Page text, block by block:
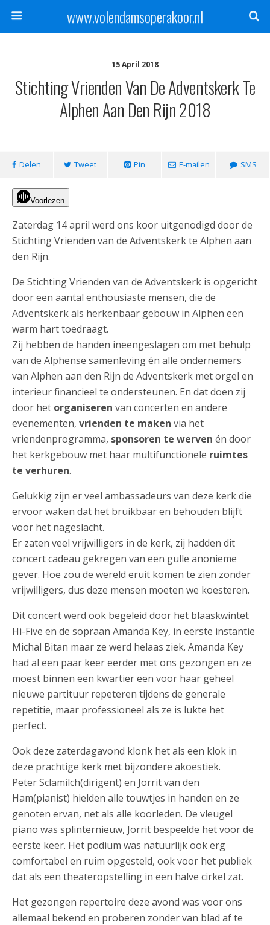
www.volendamsoperakoor.nl
15 April 2018
Stichting Vrienden Van De Adventskerk Te
Alphen Aan Den Rijn 2018
Delen Tweet Pin E-mailen SMS
Voorlezen
Zaterdag 14 april werd ons koor uitgenodigd door de
Stichting Vrienden van de Adventskerk te Alphen aan
den Rijn.
De Stichting Vrienden van de Adventskerk is opgericht
door een aantal enthousiaste mensen, die de
Adventskerk als herkenbaar gebouw in Alphen een
warm hart toedraagt.
Zij hebben de handen ineengeslagen om met behulp
van de Alphense samenleving én alle ondernemers
van Alphen aan den Rijn de Adventskerk met orgel en
interieur financieel te ondersteunen. En dat doen zij
door het organiseren van concerten en andere
evenementen, vrienden te maken via het
vriendenprogramma, sponsoren te werven én door
het kerkgebouw met haar multifunctionele ruimtes
te verhuren.
Gelukkig zijn er veel ambassadeurs van deze kerk die
ervoor waken dat het bruikbaar en behouden blijft
voor het nageslacht.
Er zaten veel vrijwilligers in de kerk, zij hadden dit
concert cadeau gekregen van een gulle anonieme
gever. Hoe zou de wereld eruit komen te zien zonder
vrijwilligers, dus deze mensen moeten we koesteren.
Dit concert werd ook begeleid door het blaaskwintet
Hi-Five en de sopraan Amanda Key, in eerste instantie
Michal Bitan maar ze werd helaas ziek. Amanda Key
had al een paar keer eerder met ons gezongen en ze
moest binnen een kwartier een voor haar geheel
nieuwe partituur repeteren tijdens de generale
repetitie, maar professioneel als ze is lukte het
perfect.
Ook deze zaterdagavond klonk het als een klok in
deze prachtige kerk met bijzondere akoestiek.
Peter Sclamilch(dirigent) en Jorrit van den
Ham(pianist) hielden alle touwtjes in handen en ze
genoten ervan, net als alle koorleden. De vleugel
piano was splinternieuw, Jorrit bespeelde het voor de
eerste keer. Het podium was natuurlijk ook erg
comfortabel en ruim opgesteld, ook voor het publiek
dat als een theateropstelling in een halve cirkel zat.
Het gezongen repertoire deze avond was voor ons
allemaal bekend en proberen zonder van blad af te